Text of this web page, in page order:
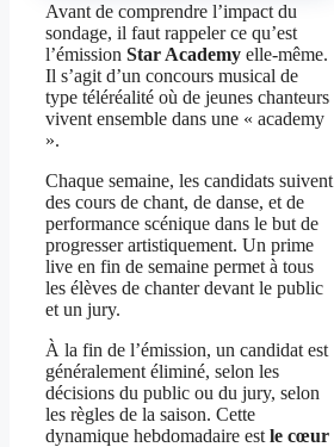
Avant de comprendre l’impact du
sondage, il faut rappeler ce qu’est
l’émission Star Academy elle‑même.
Il s’agit d’un concours musical de
type téléréalité où de jeunes chanteurs
vivent ensemble dans une « academy
».
Chaque semaine, les candidats suivent
des cours de chant, de danse, et de
performance scénique dans le but de
progresser artistiquement. Un prime
live en fin de semaine permet à tous
les élèves de chanter devant le public
et un jury.
À la fin de l’émission, un candidat est
généralement éliminé, selon les
décisions du public ou du jury, selon
les règles de la saison. Cette
dynamique hebdomadaire est le cœur